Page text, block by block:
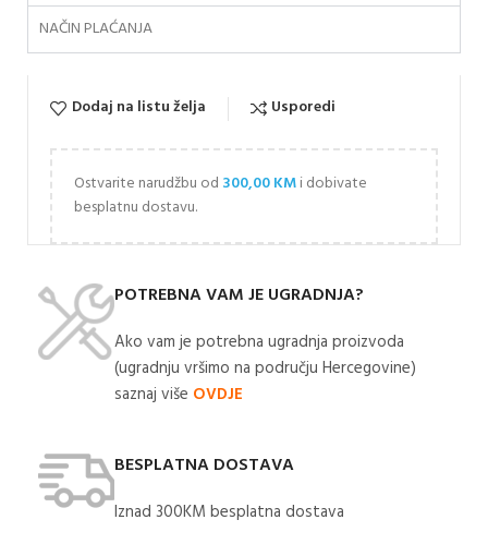
NAČIN PLAĆANJA
Dodaj na listu želja Usporedi
Ostvarite narudžbu od 300,00KMi dobivate
besplatnu dostavu.
POTREBNA VAM JE UGRADNJA?
Ako vam je potrebna ugradnja proizvoda
(ugradnju vršimo na području Hercegovine)
saznaj više OVDJE
BESPLATNA DOSTAVA
Iznad 300KM besplatna dostava​